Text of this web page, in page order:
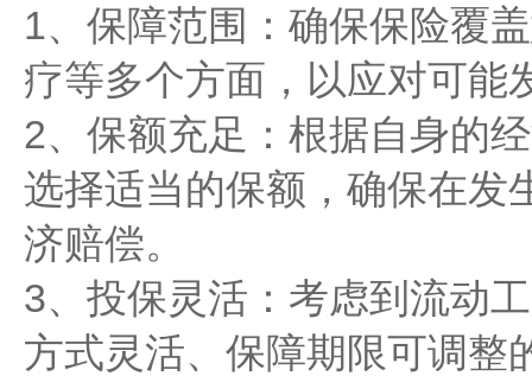
1、‌保障范围‌：确保保险覆
疗等多个方面，以应对可能
2、‌保额充足‌：根据自身的
选择适当的保额，确保在发
济赔偿。
3、‌投保灵活‌：考虑到流动
方式灵活、保障期限可调整